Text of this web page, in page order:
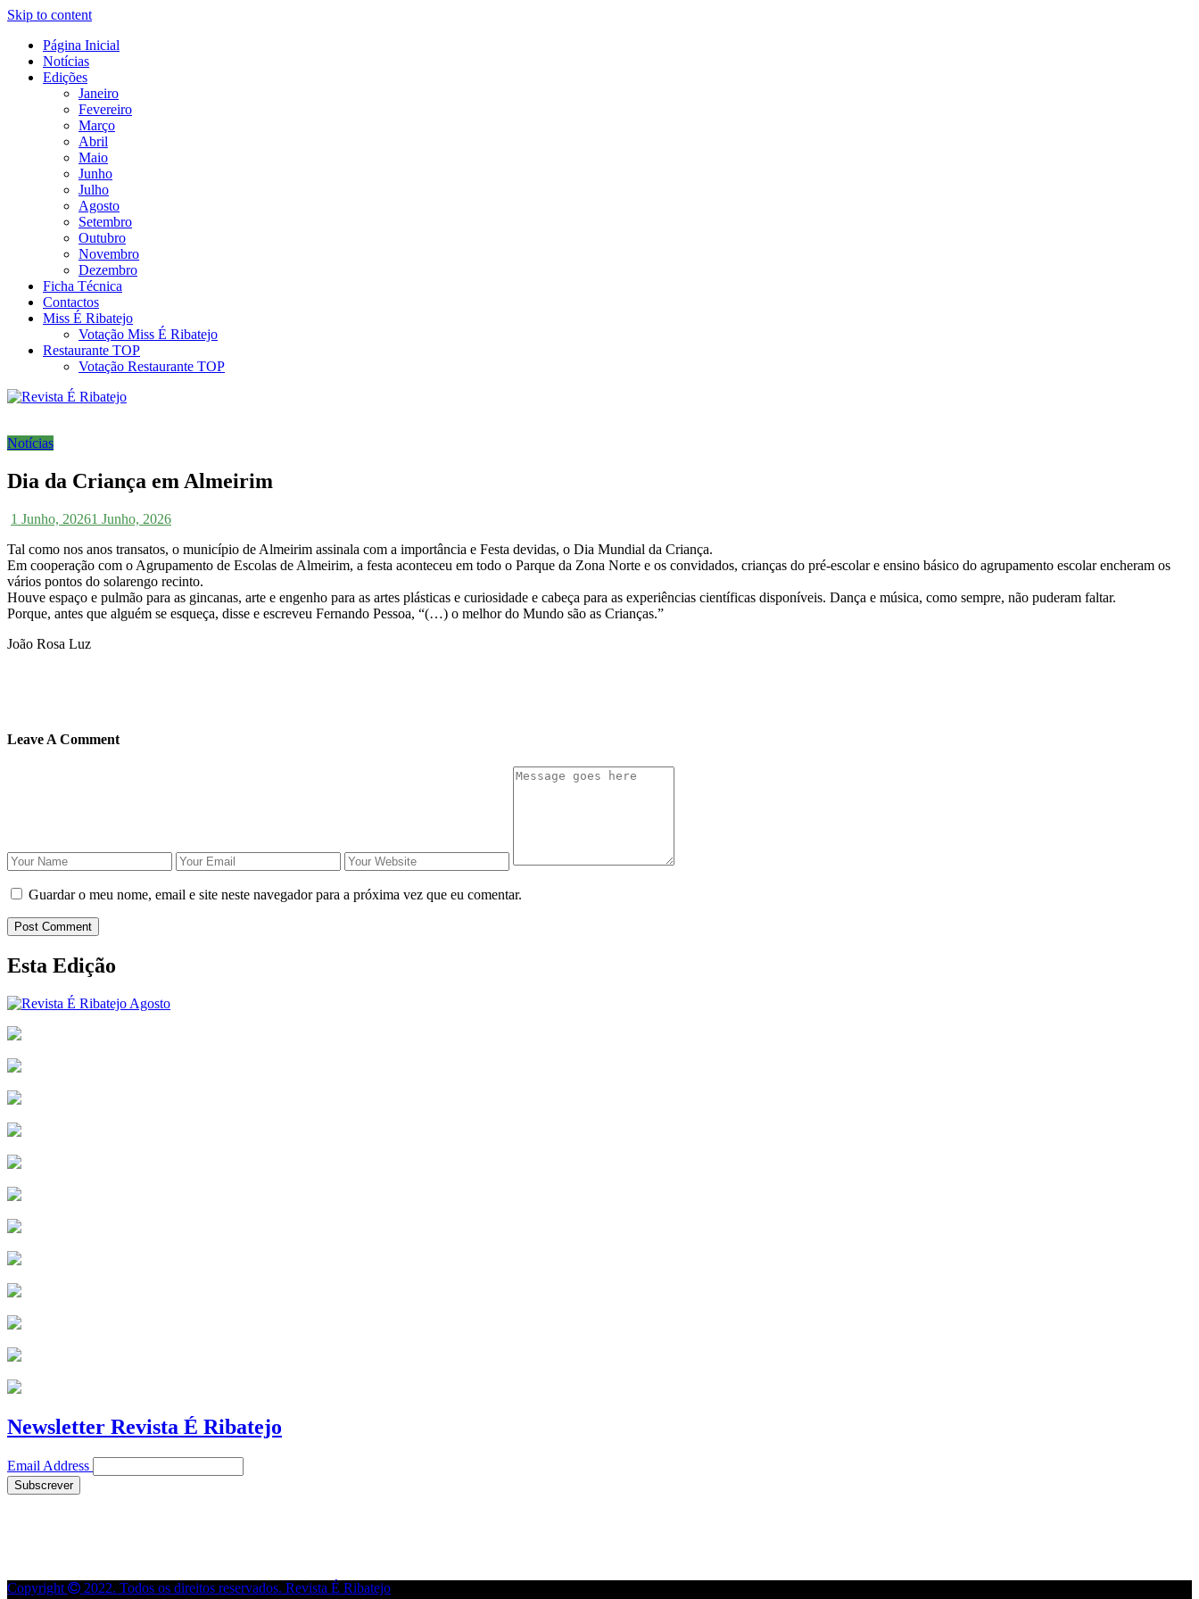
Skip to content
É Ribatejo – Revista Social Online
Revista Social Online
Página Inicial
Notícias
Edições
Janeiro
Fevereiro
Março
Abril
Maio
Junho
Julho
Agosto
Setembro
Outubro
Novembro
Dezembro
Ficha Técnica
Contactos
Miss É Ribatejo
Votação Miss É Ribatejo
Restaurante TOP
Votação Restaurante TOP
Notícias
Dia da Criança em Almeirim
1 Junho, 20261 Junho, 2026
Tal como nos anos transatos, o município de Almeirim assinala com a importância e Festa devidas, o Dia Mundial da Criança.
Em cooperação com o Agrupamento de Escolas de Almeirim, a festa aconteceu em todo o Parque da Zona Norte e os convidados, crianças do pré-escolar e ensino básico do agrupamento escolar encheram os
vários pontos do solarengo recinto.
Houve espaço e pulmão para as gincanas, arte e engenho para as artes plásticas e curiosidade e cabeça para as experiências científicas disponíveis. Dança e música, como sempre, não puderam faltar.
Porque, antes que alguém se esqueça, disse e escreveu Fernando Pessoa, “(…) o melhor do Mundo são as Crianças.”
João Rosa Luz
Leave A Comment
Guardar o meu nome, email e site neste navegador para a próxima vez que eu comentar.
Post Comment
Esta Edição
Newsletter Revista É Ribatejo
Email Address
Copyright 2022. Todos os direitos reservados. Revista É Ribatejo